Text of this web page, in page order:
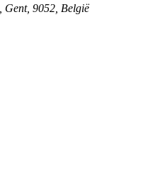
Gent, 9052 België